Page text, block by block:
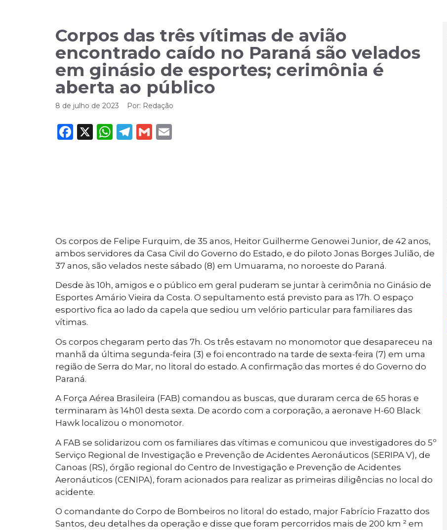
Corpos das três vítimas de avião
encontrado caído no Paraná são velados
em ginásio de esportes; cerimônia é
aberta ao público
8 de julho de 2023 Por: Redação
Facebook
X WhatsApp
Telegram
Gmail
Os corpos de Felipe Furquim, de 35 anos, Heitor Guilherme Genowei Junior, de 42 anos,
ambos servidores da Casa Civil do Governo do Estado, e do piloto Jonas Borges Julião, de
37 anos, são velados neste sábado (8) em Umuarama, no noroeste do Paraná.
Desde às 10h, amigos e o público em geral puderam se juntar à cerimônia no Ginásio de
Esportes Amário Vieira da Costa. O sepultamento está previsto para as 17h. O espaço
esportivo fica ao lado da capela que sediou um velório particular para familiares das
vítimas.
Os corpos chegaram perto das 7h. Os três estavam no monomotor que desapareceu na
manhã da última segunda-feira (3) e foi encontrado na tarde de sexta-feira (7) em uma
região de Serra do Mar, no litoral do estado. A confirmação das mortes é do Governo do
Paraná.
A Força Aérea Brasileira (FAB) comandou as buscas, que duraram cerca de 65 horas e
terminaram às 14h01 desta sexta. De acordo com a corporação, a aeronave H-60 Black
Hawk localizou o monomotor.
A FAB se solidarizou com os familiares das vítimas e comunicou que investigadores do 5º
Serviço Regional de Investigação e Prevenção de Acidentes Aeronáuticos (SERIPA V), de
Canoas (RS), órgão regional do Centro de Investigação e Prevenção de Acidentes
Aeronáuticos (CENIPA), foram acionados para realizar as primeiras diligências no local do
acidente.
O comandante do Corpo de Bombeiros no litoral do estado, major Fabrício Frazatto dos
Santos, deu detalhes da operação e disse que foram percorridos mais de 200 km ² em